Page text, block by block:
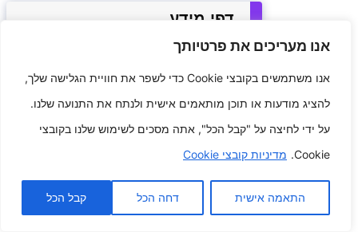
אנו מעריכים את פרטיותך
אנו משתמשים בקובצי Cookie כדי לשפר את חוויית הגלישה שלך,
להציג מודעות או תוכן מותאמים אישית ולנתח את התנועה שלנו.
על ידי לחיצה על "קבל הכל", אתה מסכים לשימוש שלנו בקובצי
Cookie. מדיניות קובצי Cookie
התאמה אישית דחה הכל קבל הכל
דפי מידע
מדיניות עוגיות
צור קשר
הצהרת אחריות משפטית